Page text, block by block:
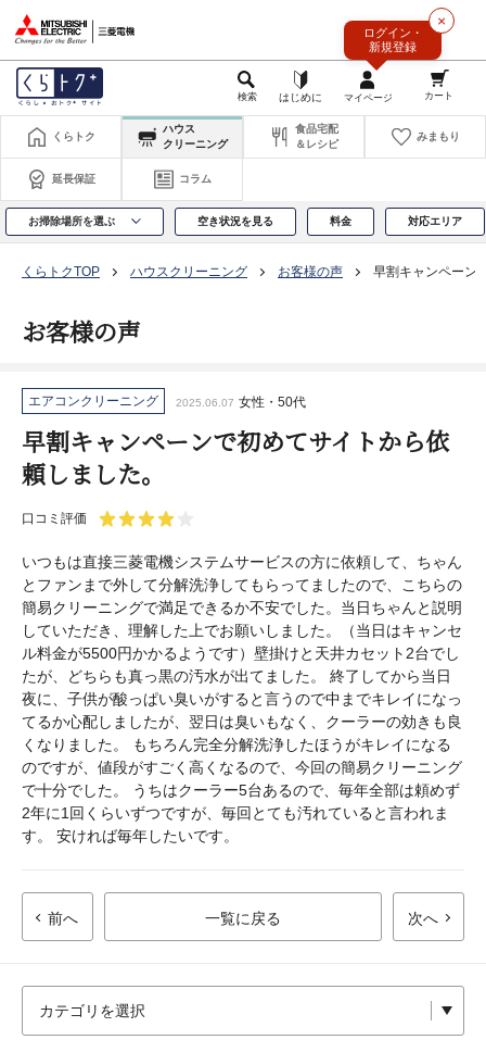
×
ログイン・
新規登録
くらトク
ハウス
クリーニング
食品宅配
＆レシピ
みまもり
延長保証 コラム
お掃除場所を選ぶ 空き状況を見る 料金 対応エリア
くらトクTOP ハウスクリーニング お客様の声 早割キャンペーン
お客様の声
エアコンクリーニング 2025.06.07 女性・50代
早割キャンペーンで初めてサイトから依
頼しました。
口コミ評価
いつもは直接三菱電機システムサービスの方に依頼して、ちゃん
とファンまで外して分解洗浄してもらってましたので、こちらの
簡易クリーニングで満足できるか不安でした。当日ちゃんと説明
していただき、理解した上でお願いしました。（当日はキャンセ
ル料金が5500円かかるようです）壁掛けと天井カセット2台でし
たが、どちらも真っ黒の汚水が出てました。 終了してから当日
夜に、子供が酸っぱい臭いがすると言うので中までキレイになっ
てるか心配しましたが、翌日は臭いもなく、クーラーの効きも良
くなりました。 もちろん完全分解洗浄したほうがキレイになる
のですが、値段がすごく高くなるので、今回の簡易クリーニング
で十分でした。 うちはクーラー5台あるので、毎年全部は頼めず
2年に1回くらいずつですが、毎回とても汚れていると言われま
す。 安ければ毎年したいです。
前へ 一覧に戻る 次へ